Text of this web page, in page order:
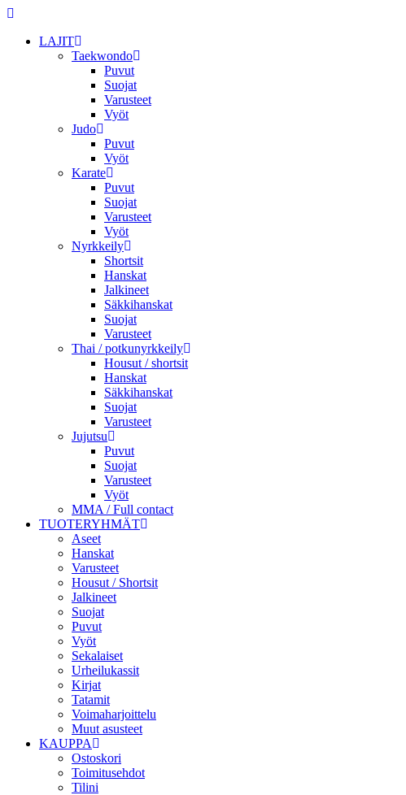
LAJIT
Taekwondo
Puvut
Suojat
Varusteet
Vyöt
Judo
Puvut
Vyöt
Karate
Puvut
Suojat
Varusteet
Vyöt
Nyrkkeily
Shortsit
Hanskat
Jalkineet
Säkkihanskat
Suojat
Varusteet
Thai / potkunyrkkeily
Housut / shortsit
Hanskat
Säkkihanskat
Suojat
Varusteet
Jujutsu
Puvut
Suojat
Varusteet
Vyöt
MMA / Full contact
TUOTERYHMÄT
Aseet
Hanskat
Varusteet
Housut / Shortsit
Jalkineet
Suojat
Puvut
Vyöt
Sekalaiset
Urheilukassit
Kirjat
Tatamit
Voimaharjoittelu
Muut asusteet
KAUPPA
Ostoskori
Toimitusehdot
Tilini